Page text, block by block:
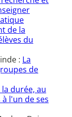
de la
du
: La
de
durée, au
l'un de ses